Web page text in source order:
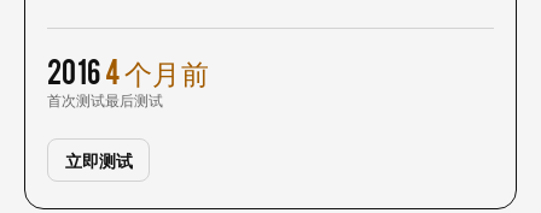
2016
首次测试
4 个月前
最后测试
立即测试